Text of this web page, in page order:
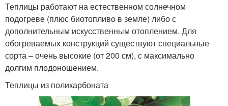
Теплицы работают на естественном солнечном
подогреве (плюс биотопливо в земле) либо с
дополнительным искусственным отоплением. Для
обогреваемых конструкций существуют специальные
сорта – очень высокие (от 200 см), с максимально
долгим плодоношением.
Теплицы из поликарбоната